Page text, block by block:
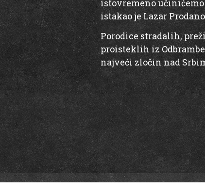
istovremeno učinićemo
istakao je Lazar
Porodice stradalih,
proisteklih iz
najveći zločin nad